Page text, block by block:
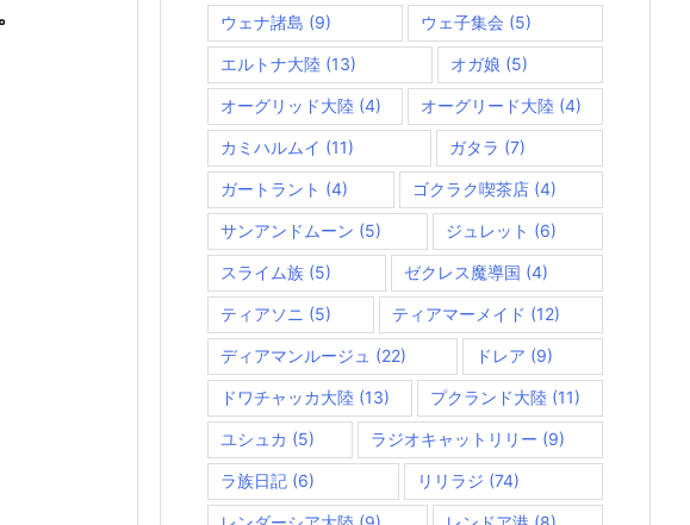
ウェナ諸島 (9) ウェ子集会 (5)
エルトナ大陸 (13) オガ娘 (5)
オーグリッド大陸 (4) オーグリード大陸 (4)
カミハルムイ (11) ガタラ (7)
ガートラント (4) ゴクラク喫茶店 (4)
サンアンドムーン (5) ジュレット (6)
スライム族 (5) ゼクレス魔導国 (4)
ティアソニ (5) ティアマーメイド (12)
ディアマンルージュ (22) ドレア (9)
ドワチャッカ大陸 (13) プクランド大陸 (11)
ユシュカ (5) ラジオキャットリリー (9)
ラ族日記 (6) リリラジ (74)